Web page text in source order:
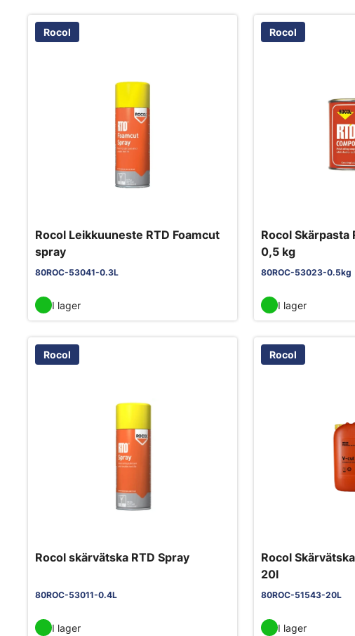
Rocol
Rocol Leikkuuneste RTD Foamcut
spray
80ROC-53041-0.3L
I lager
Rocol
Rocol Skärpasta
0,5 kg
80ROC-53023-0.5kg
I lager
Rocol
Rocol skärvätska RTD Spray
80ROC-53011-0.4L
I lager
Rocol
Rocol
20l
80ROC-51543-20L
I lager